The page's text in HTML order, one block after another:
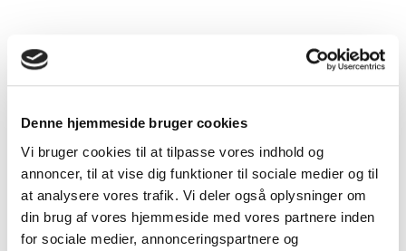
Denne hjemmeside bruger cookies
Vi bruger cookies til at tilpasse vores indhold og
annoncer, til at vise dig funktioner til sociale medier og til
at analysere vores trafik. Vi deler også oplysninger om
din brug af vores hjemmeside med vores partnere inden
for sociale medier, annonceringspartnere og